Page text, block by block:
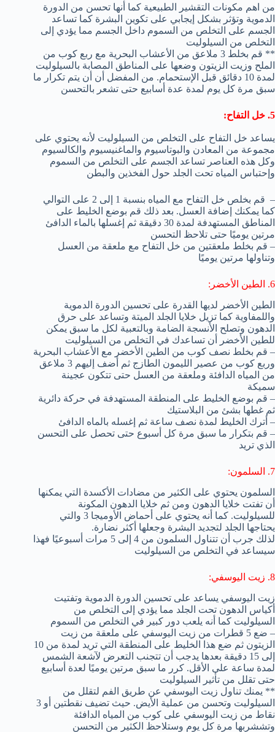
من اهم مكونات التقشير الطبيعية كما أنها تحسن من الدورة
الدموية وتؤثر بشكل إيجابي على تكوين البشرة كما تساعد
الجسم على التخلص من السموم داخل الجسم مما يؤدي إلى
التخلص من السيلوليت
** قم بخلط 3 ملاعق من الأعشاب البحرية مع ربع كوب من
الملح وزيت الزيتون وضعها على المناطق المصابة بالسيلوليت
لمدة 10 دقائق قبل الإستحمام. من المفضل أن أن يتم تكرار ما
سبق مرة كل يوم لمدة عدة أسابيع حتى تشعر بالتحسن
5. خل التفاح:
يساعد خل التفاح على التخلص من السيلوليت لأنه يحتوي على
مجموعة من المعادن والبوتاسيوم والماغنيسيوم والكالسيوم
وكل هذه العناصر تساعد الجسم على التخلص من السموم
وإحتباس المياه تحت الجلد حول الفخذين والبطن
– قم بخلص خل التفاح مع المياه بنسبة 1 إلى 2 على التوالي
كما يمكنك إضافة العسل. بعد ذلك قم بوضع الخليط على
المناطق المستهدفة لمدة 30 دقيقة ثم إغسلها بالماء الدافئ
مرتين يوميًا حتى تلاحظ التحسن
– قم بخلط ملعقتين من خل التفاح مع ملعقة من العسل
وتناولها مرتين يوميًا
6. الطين الأخضر:
الطين الأخضر لديها القدرة على تحسين الدورة الدموية
واللمفاوية كما تزيل خلايا الجلد الميتة وتساعد على حرق
الدهون وتصلح الأنسجة الضامة وبالتعبية لكل ما سبق يمكن
للطين الأخضر أن تساعدك في التخلص من السيلوليت
– قم بخلط نصف كوب من الطين الأخضر مع الأعشاب البحرية
وربع كوب من عصير الليمون الطازج ثم أضف إليهم 3 ملاعق
من المياه الدافئة وملعقة من العسل حتى تتكون عجينة
سميكة
– قم بوضع الخليط على المنطقة المستهدفة في حركة دائرية
ثم غطها بشئ من البلاستيك
– أترك الخليط لمدة نصف ساعة ثم إغسله بالماه الدافئ
– قم بتكرار ما سبق مرة كل أسبوع حتى تحصل على التحسن
الذي تريد
7. السلمون:
السلمون يحتوي على الكثير من مضادات الأكسدة التي يمكنها
أن تفتت خلايا الدهون ومن ثم خلايا الدهون المكونة
للسيلوليت. كما أنه يحتوي على أحماض الأوميجا 3 والتي
يحتاجها الجلد لتجديد البشرة وجعلها أكثر نضارة.
لذلك جرب أن تتناول السلمون من 4 إلى 5 مرات أسبوعيًا فهذا
سيساعد في التخلص من السيلوليت
8. زيت اليوسفي:
زيت اليوسفي يساعد على تحسين الدورة الدموية وتفتيت
أكياس الدهون تحت الجلد مما يؤدي إلى التخلص من
السيلوليت كما أنه يلعب دور كبير في التخلص من السموم
– ضع 5 قطرات من زيت اليوسفي على ملعقة من زيت
الزيتون ثم ضع هذا الخليط على المنطقة التي تريد لمدة من 10
إلى 15 دقيقة بعدها يدجب أن تتجنب التعرض لآشعة الشمس
لمدة ساعة على الأقل. كرر ما سبق مرتين يوميًا لعدة أسابيع
حتى تقلل من تأثير السيلوليت
** يمنك تناول زيت اليوسفي عن طريق الفم لتقلل من
السيلوليت وتحسن من عملية الأيض. حيث تضيف نقطتين أو 3
نقاط من زيت اليوسفي على كوب من المياه الدافئة
وتششربها مرة كل يوم وستلاحظ الكثير من التحسن